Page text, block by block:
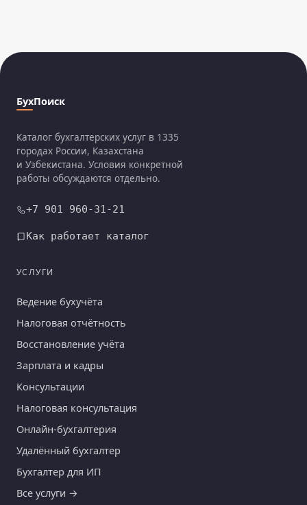
БухПоиск
Каталог бухгалтерских услуг в 1335
городах России, Казахстана
и Узбекистана. Условия конкретной
работы обсуждаются отдельно.
+7 901 960-31-21
Как работает каталог
УСЛУГИ
Ведение бухучёта
Налоговая отчётность
Восстановление учёта
Зарплата и кадры
Консультации
Налоговая консультация
Онлайн-бухгалтерия
Удалённый бухгалтер
Бухгалтер для ИП
Все услуги →